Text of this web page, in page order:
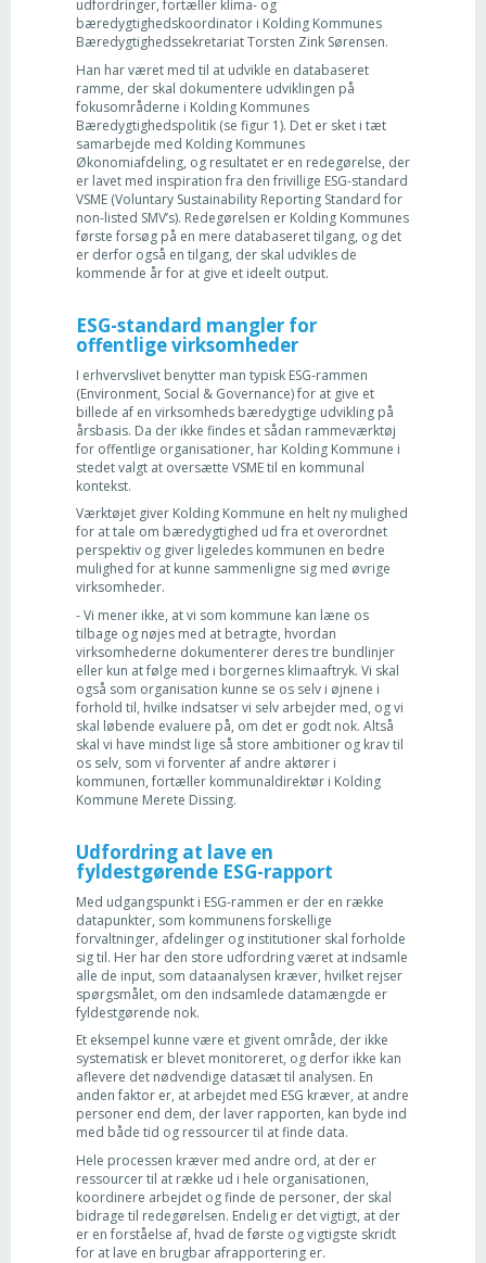
udfordringer, fortæller klima- og
bæredygtighedskoordinator i Kolding Kommunes
Bæredygtighedssekretariat Torsten Zink Sørensen.
Han har været med til at udvikle en databaseret
ramme, der skal dokumentere udviklingen på
fokusområderne i Kolding Kommunes
Bæredygtighedspolitik (se figur 1). Det er sket i tæt
samarbejde med Kolding Kommunes
Økonomiafdeling, og resultatet er en redegørelse, der
er lavet med inspiration fra den frivillige ESG-standard
VSME (Voluntary Sustainability Reporting Standard for
non-listed SMV’s). Redegørelsen er Kolding Kommunes
første forsøg på en mere databaseret tilgang, og det
er derfor også en tilgang, der skal udvikles de
kommende år for at give et ideelt output.
ESG-standard mangler for
offentlige virksomheder
I erhvervslivet benytter man typisk ESG-rammen
(Environment, Social & Governance) for at give et
billede af en virksomheds bæredygtige udvikling på
årsbasis. Da der ikke findes et sådan rammeværktøj
for offentlige organisationer, har Kolding Kommune i
stedet valgt at oversætte VSME til en kommunal
kontekst.
Værktøjet giver Kolding Kommune en helt ny mulighed
for at tale om bæredygtighed ud fra et overordnet
perspektiv og giver ligeledes kommunen en bedre
mulighed for at kunne sammenligne sig med øvrige
virksomheder.
- Vi mener ikke, at vi som kommune kan læne os
tilbage og nøjes med at betragte, hvordan
virksomhederne dokumenterer deres tre bundlinjer
eller kun at følge med i borgernes klimaaftryk. Vi skal
også som organisation kunne se os selv i øjnene i
forhold til, hvilke indsatser vi selv arbejder med, og vi
skal løbende evaluere på, om det er godt nok. Altså
skal vi have mindst lige så store ambitioner og krav til
os selv, som vi forventer af andre aktører i
kommunen, fortæller kommunaldirektør i Kolding
Kommune Merete Dissing.
Udfordring at lave en
fyldestgørende ESG-rapport
Med udgangspunkt i ESG-rammen er der en række
datapunkter, som kommunens forskellige
forvaltninger, afdelinger og institutioner skal forholde
sig til. Her har den store udfordring været at indsamle
alle de input, som dataanalysen kræver, hvilket rejser
spørgsmålet, om den indsamlede datamængde er
fyldestgørende nok.
Et eksempel kunne være et givent område, der ikke
systematisk er blevet monitoreret, og derfor ikke kan
aflevere det nødvendige datasæt til analysen. En
anden faktor er, at arbejdet med ESG kræver, at andre
personer end dem, der laver rapporten, kan byde ind
med både tid og ressourcer til at finde data.
Hele processen kræver med andre ord, at der er
ressourcer til at række ud i hele organisationen,
koordinere arbejdet og finde de personer, der skal
bidrage til redegørelsen. Endelig er det vigtigt, at der
er en forståelse af, hvad de første og vigtigste skridt
for at lave en brugbar afrapportering er.